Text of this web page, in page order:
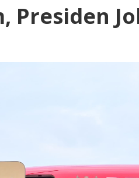
Presiden